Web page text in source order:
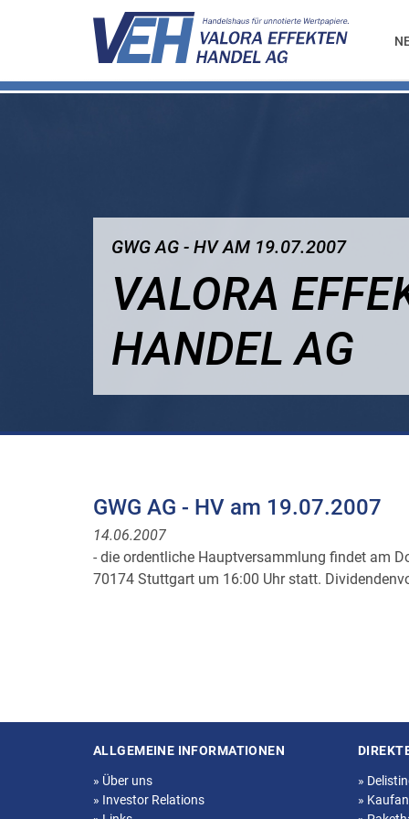
GWG AG - HV AM 19.07.2007
VALORA
HANDEL AG
GWG AG - HV am 19.07.2007
14.06.2007
- die ordentliche Hauptversammlung findet am
70174 Stuttgart um 16:00 Uhr statt.
Seitenstruktur
ALLGEMEINE INFORMATIONEN
» Über uns
» Investor Relations
»
»